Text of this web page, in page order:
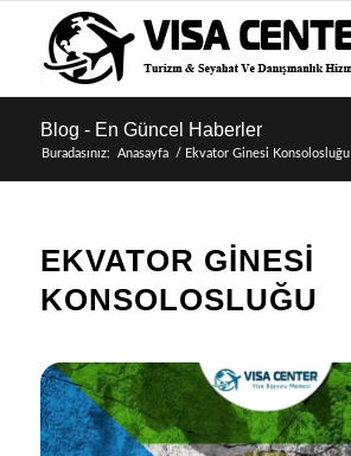
Blog - En Güncel Haberler
Buradasınız: Anasayfa / Ekvator Ginesi Konsolosluğu
EKVATOR GINESI
KONSOLOSLUĞU